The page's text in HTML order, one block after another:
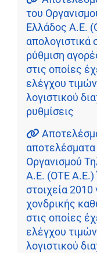
του
Ελλάδος Α.Ε.
απολογιστικά
ρύθμιση
στις οποίες
ελέγχου
λογιστικού
ρυθμίσεις
Οργανισμού
Α.Ε. (ΟΤΕ Α.Ε.)
στοιχεία 2010
χονδρικής
στις οποίες
ελέγχου
λογιστικού